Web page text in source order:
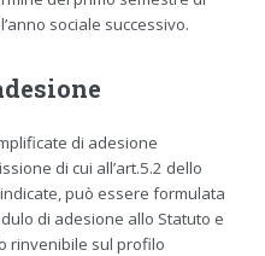
sociale successivo.
di adesione
di cui all’art.5.2 dello
può essere formulata
di adesione allo Statuto e
rinvenibile sul profilo